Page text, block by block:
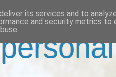
its services and to
and security metrics to